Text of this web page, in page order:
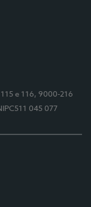
e 116, 9000-216
045 077